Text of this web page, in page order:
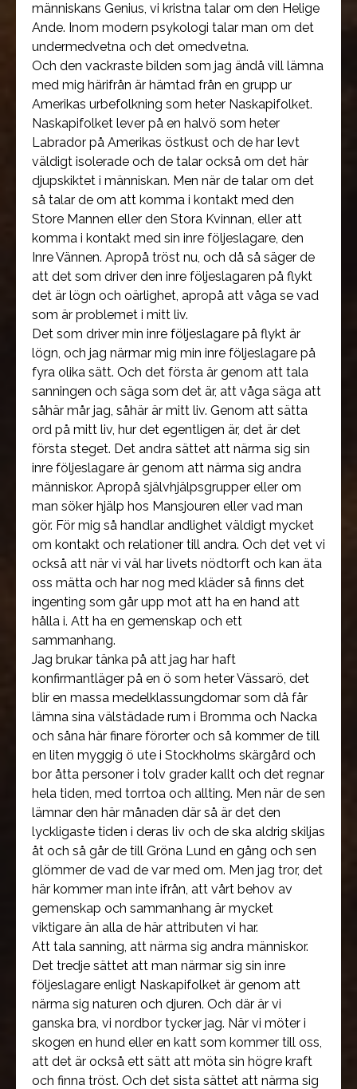
människans Genius, vi kristna talar om den Helige
Ande. Inom modern psykologi talar man om det
undermedvetna och det omedvetna.
Och den vackraste bilden som jag ändå vill lämna
med mig härifrån är hämtad från en grupp ur
Amerikas urbefolkning som heter Naskapifolket.
Naskapifolket lever på en halvö som heter
Labrador på Amerikas östkust och de har levt
väldigt isolerade och de talar också om det här
djupskiktet i människan. Men när de talar om det
så talar de om att komma i kontakt med den
Store Mannen eller den Stora Kvinnan, eller att
komma i kontakt med sin inre följeslagare, den
Inre Vännen. Apropå tröst nu, och då så säger de
att det som driver den inre följeslagaren på flykt
det är lögn och oärlighet, apropå att våga se vad
som är problemet i mitt liv.
Det som driver min inre följeslagare på flykt är
lögn, och jag närmar mig min inre följeslagare på
fyra olika sätt. Och det första är genom att tala
sanningen och säga som det är, att våga säga att
såhär mår jag, såhär är mitt liv. Genom att sätta
ord på mitt liv, hur det egentligen är, det är det
första steget. Det andra sättet att närma sig sin
inre följeslagare är genom att närma sig andra
människor. Apropå självhjälpsgrupper eller om
man söker hjälp hos Mansjouren eller vad man
gör. För mig så handlar andlighet väldigt mycket
om kontakt och relationer till andra. Och det vet vi
också att när vi väl har livets nödtorft och kan äta
oss mätta och har nog med kläder så finns det
ingenting som går upp mot att ha en hand att
hålla i. Att ha en gemenskap och ett
sammanhang.
Jag brukar tänka på att jag har haft
konfirmantläger på en ö som heter Vässarö, det
blir en massa medelklassungdomar som då får
lämna sina välstädade rum i Bromma och Nacka
och såna här finare förorter och så kommer de till
en liten myggig ö ute i Stockholms skärgård och
bor åtta personer i tolv grader kallt och det regnar
hela tiden, med torrtoa och allting. Men när de sen
lämnar den här månaden där så är det den
lyckligaste tiden i deras liv och de ska aldrig skiljas
åt och så går de till Gröna Lund en gång och sen
glömmer de vad de var med om. Men jag tror, det
här kommer man inte ifrån, att vårt behov av
gemenskap och sammanhang är mycket
viktigare än alla de här attributen vi har.
Att tala sanning, att närma sig andra människor.
Det tredje sättet att man närmar sig sin inre
följeslagare enligt Naskapifolket är genom att
närma sig naturen och djuren. Och där är vi
ganska bra, vi nordbor tycker jag. När vi möter i
skogen en hund eller en katt som kommer till oss,
att det är också ett sätt att möta sin högre kraft
och finna tröst. Och det sista sättet att närma sig